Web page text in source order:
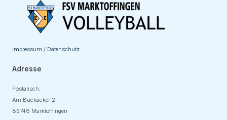
Impressum / Datenschutz
Adresse
Postalisch:
Am Buckacker 2
86748 Marktoffingen